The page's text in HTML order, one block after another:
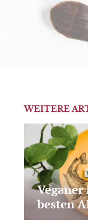
WEITERE
Veganer
besten
Lachs,